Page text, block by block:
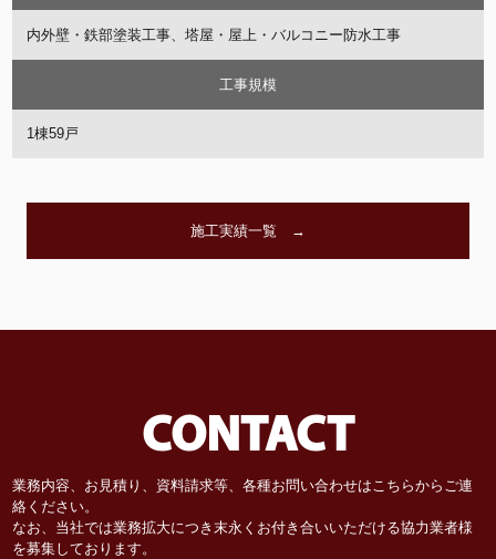
内外壁・鉄部塗装工事、塔屋・屋上・バルコニー防水工事
工事規模
1棟59戸
施工実績一覧 →
CONTACT
業務内容、お見積り、資料請求等、各種お問い合わせはこちらからご連
絡ください。
なお、当社では業務拡大につき末永くお付き合いいただける協力業者様
を募集しております。